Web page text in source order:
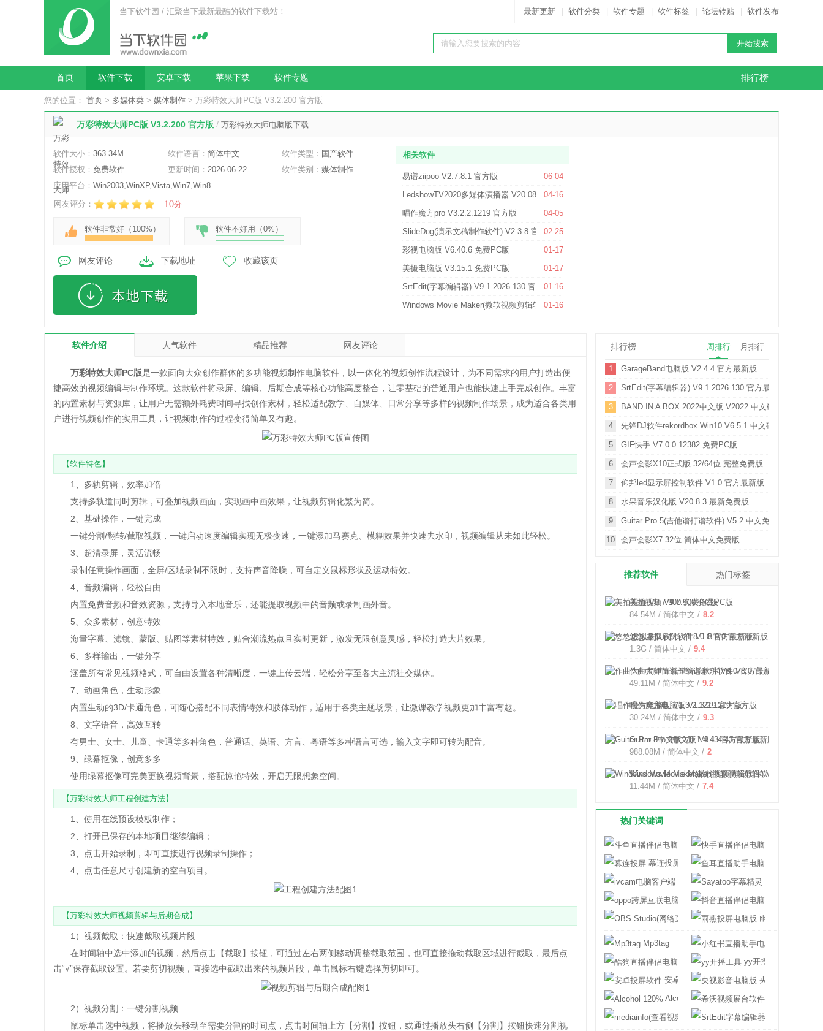
当下软件园 / 汇聚当下最新最酷的软件下载站！ 最新更新 软件分类 软件专题 软件标签 论坛转贴 软件发布
排行榜
首页 软件下载 安卓下载 苹果下载 软件专题
您的位置： 首页 > 多媒体类 > 媒体制作 > 万彩特效大师PC版 V3.2.200 官方版
万彩特效大师PC版 V3.2.200 官方版 / 万彩特效大师电脑版下载
软件大小： 363.34M 软件语言： 简体中文 软件类型： 国产软件
软件授权： 免费软件 更新时间： 2026-06-22 软件类别：媒体制作
应用平台： Win2003,WinXP,Vista,Win7,Win8
网友评分：
10分
软件非常好（ 100% ） 软件不好用（0% ）
网友评论 下载地址 收藏该页
相关软件
06-04
易谱ziipoo V2.7.8.1 官方版
04-16
LedshowTV2020多媒体演播器 V20.08.06.00 官方最新版
04-05
唱作魔方pro V3.2.2.1219 官方版
02-25
SlideDog(演示文稿制作软件) V2.3.8 官方版
01-17
彩视电脑版 V6.40.6 免费PC版
01-17
美摄电脑版 V3.15.1 免费PC版
01-16
SrtEdit(字幕编辑器) V9.1.2026.130 官方最新版
01-16
Windows Movie Maker(微软视频剪辑软件) V10.0.3.9 官方中文版
软件介绍 人气软件 精品推荐 网友评论
万彩特效大师PC版是一款面向大众创作群体的多功能视频制作电脑软件，以一体化的视频创作流程设计，为不同需求的用户打造出便
捷高效的视频编辑与制作环境。这款软件将录屏、编辑、后期合成等核心功能高度整合，让零基础的普通用户也能快速上手完成创作。丰富
的内置素材与资源库，让用户无需额外耗费时间寻找创作素材，轻松适配教学、自媒体、日常分享等多样的视频制作场景，成为适合各类用
户进行视频创作的实用工具，让视频制作的过程变得简单又有趣。
【软件特色】
1、多轨剪辑，效率加倍
支持多轨道同时剪辑，可叠加视频画面，实现画中画效果，让视频剪辑化繁为简。
2、基础操作，一键完成
一键分割/翻转/截取视频，一键启动速度编辑实现无极变速，一键添加马赛克、模糊效果并快速去水印，视频编辑从未如此轻松。
3、超清录屏，灵活流畅
录制任意操作画面，全屏/区域录制不限时，支持声音降噪，可自定义鼠标形状及运动特效。
4、音频编辑，轻松自由
内置免费音频和音效资源，支持导入本地音乐，还能提取视频中的音频或录制画外音。
5、众多素材，创意特效
海量字幕、滤镜、蒙版、贴图等素材特效，贴合潮流热点且实时更新，激发无限创意灵感，轻松打造大片效果。
6、多样输出，一键分享
涵盖所有常见视频格式，可自由设置各种清晰度，一键上传云端，轻松分享至各大主流社交媒体。
7、动画角色，生动形象
内置生动的3D/卡通角色，可随心搭配不同表情特效和肢体动作，适用于各类主题场景，让微课教学视频更加丰富有趣。
8、文字语音，高效互转
有男士、女士、儿童、卡通等多种角色，普通话、英语、方言、粤语等多种语言可选，输入文字即可转为配音。
9、绿幕抠像，创意多多
使用绿幕抠像可完美更换视频背景，搭配惊艳特效，开启无限想象空间。
【万彩特效大师工程创建方法】
1、使用在线预设模板制作；
2、打开已保存的本地项目继续编辑；
3、点击开始录制，即可直接进行视频录制操作；
4、点击任意尺寸创建新的空白项目。
【万彩特效大师视频剪辑与后期合成】
1）视频截取：快速截取视频片段
在时间轴中选中添加的视频，然后点击【截取】按钮，可通过左右两侧移动调整截取范围，也可直接拖动截取区域进行截取，最后点
击“√”保存截取设置。若要剪切视频，直接选中截取出来的视频片段，单击鼠标右键选择剪切即可。
2）视频分割：一键分割视频
鼠标单击选中视频，将播放头移动至需要分割的时间点，点击时间轴上方【分割】按钮，或通过播放头右侧【分割】按钮快速分割视
排行榜 周排行 月排行
1 GarageBand电脑版 V2.4.4 官方最新版
2 SrtEdit(字幕编辑器) V9.1.2026.130 官方最新版
3 BAND IN A BOX 2022中文版 V2022 中文破解版
4 先锋DJ软件rekordbox Win10 V6.5.1 中文破解版
5 GIF快手 V7.0.0.12382 免费PC版
6 会声会影X10正式版 32/64位 完整免费版
7 仰邦led显示屏控制软件 V1.0 官方最新版
8 水果音乐汉化版 V20.8.3 最新免费版
9 Guitar Pro 5(吉他谱打谱软件) V5.2 中文免费版
10 会声会影X7 32位 简体中文免费版
推荐软件 热门标签
美拍视频 V9.7.900 免费PC版
84.54M / 简体中文 / 8.2
悠悠虚拟乐队软件 V1.8.0.0 官方最新版
1.3G / 简体中文 / 9.4
作曲大师简谱五线谱音乐软件 V8.0 官方最新版
49.11M / 简体中文 / 9.2
唱作魔方电脑版 V1.3.2.1219 官方版
30.24M / 简体中文 / 9.3
Guitar Pro 8中文版 V8.1.4-43 官方最新版
988.08M / 简体中文 / 2
Windows Movie Maker(微软视频剪辑软件) V10.0.3.9
11.44M / 简体中文 / 7.4
热门关键词
斗鱼直播伴侣电脑版
幕连投屏
ivcam电脑客户端
oppo跨屏互联电脑版
OBS Studio(网络直播串流软件)
雨燕投屏电脑版
Mp3tag
酷狗直播伴侣电脑版yy开播工具
安卓投屏软件
央视影音电脑版
Alcohol 120%
mediainfo(查看视频参数的软件)